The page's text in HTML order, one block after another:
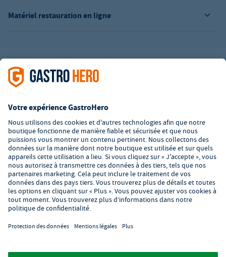
Matériel restauration en ligne
L’offre de la société GastroHero est exclusivement destinée aux
entreprises. Tous les prix sont des prix unitaires nets majorés de
Certaines méthodes de paiement peuvent entraîner des frais
supplémentaires.
² PVC : Prix de Vente Conseillé par le fabricant
*A partir d'un montant de 350€ net. Jusqu'à cette date, les frais
de port s'élèvent à 7,90€ (hors TVA).
© 2026 GastroHero - Matériel et équipement de restauration -
Paramètres de confidentialité/Mentions légales